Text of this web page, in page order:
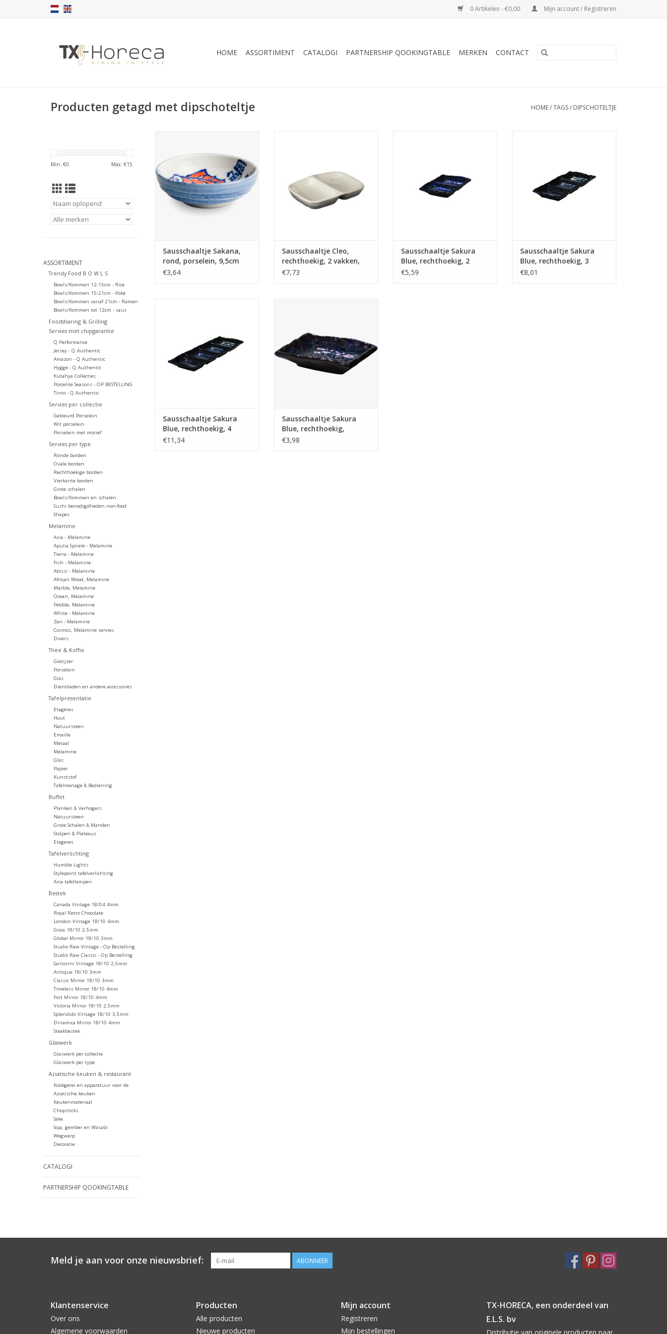
0 Artikelen - €0,00 Mijn account / Registreren
HOME ASSORTIMENT CATALOGI PARTNERSHIP QOOKINGTABLE MERKEN CONTACT
Producten getagd met dipschoteltje HOME/TAGS/ DIPSCHOTELTJE
Min: €0 Max: €15
ASSORTIMENT
Trendy Food B O W L S
Bowls/Kommen 12-15cm - Rice
Bowls/Kommen 15-21cm - Poké
Bowls/Kommen vanaf 21cm - Ramen
Bowls/Kommen tot 12cm - saus
Foodsharing & Grilling
Servies met chipgarantie
Q Performance
Jersey - Q Authentic
Amazon - Q Authentic
Hygge - Q Authentic
Kütahya Collecties
Porcelite Seasons - OP BESTELLING
Tinto - Q Authentic
Servies per collectie
Gekleurd Porselein
Wit porselein
Porselein met motief
Servies per type
Ronde borden
Ovale borden
Rechthoekige borden
Vierkante borden
Grote schalen
Bowls/Kommen en schalen
Sushi benodigdheden non-food
Shapes
Melamine
Asia - Melamine
Apulia Spirale - Melamine
Tierra - Melamine
Fish - Melamine
Abissi - Melamine
African Wood, Melamine
Marble, Melamine
Ocean, Melamine
Pebble, Melamine
White - Melamine
Zen - Melamine
Cosmos, Melamine servies
Divers
Thee & Koffie
Gietijzer
Porselein
Glas
Dienbladen en andere accessoires
Tafelpresentatie
Etagères
Hout
Natuursteen
Emaille
Metaal
Melamine
Glas
Papier
Kunststof
Tafelmenage & Bediening
Buffet
Planken & Verhogers
Natuursteen
Grote Schalen & Manden
Stolpen & Plateaus
Etageres
Tafelverlichting
Humble Lights
Stylepoint tafelverlichting
Arca tafellampen
Bestek
Canada Vintage 18/04 4mm
Royal Retro Chocolate
London Vintage 18/10 4mm
Gioia 18/10 2,5mm
Global Mirror 18/10 3mm
Studio Raw Vintage - Op Bestelling
Studio Raw Classic - Op Bestelling
Santorini Vintage 18/10 2,5mm
Antique 18/10 3mm
Classic Mirror 18/10 3mm
Timeless Mirror 18/10 4mm
Fort Mirror 18/10 4mm
Victoria Mirror 18/10 2,5mm
Splendido Vintage 18/10 3,5mm
Dinamica Mirror 18/10 4mm
Steakbestek
Glaswerk
Glaswerk per collectie
Glaswerk per type
Aziatische keuken & restaurant
Kookgerei en apparatuur voor de
Aziatische keuken
Keukenmateriaal
Chopsticks
Sake
Soja, gember en Wasabi
Wegwerp
Decoratie
CATALOGI
PARTNERSHIP QOOKINGTABLE
TOEVOEGEN AAN WINKELWAGEN
Sausschaaltje Sakana,
rond, porselein, 9,5cm
H3cm, Japans
€3,64
Sausschaaltje Cleo,
rechthoekig, 2 vakken,
9,3x7x1,5 cm
€7,73
Sausschaaltje Sakura
Blue, rechthoekig, 2
vakken, 13.3x9cm
€5,59
Sausschaaltje Sakura
Blue, rechthoekig, 3
vakken, 19.8x9cm
€8,01
Sausschaaltje Sakura
Blue, rechthoekig, 4
vakken, 26.4x9cm
€11,34
Sausschaaltje Sakura
Blue, rechthoekig,
9.3x7cm
€3,98
Meld je aan voor onze nieuwsbrief: ABONNEER
Klantenservice
Over ons
Algemene voorwaarden
Producten
Alle producten
Nieuwe producten
Mijn account
Registreren
Mijn bestellingen
TX-HORECA, een onderdeel van
E.L.S. bv